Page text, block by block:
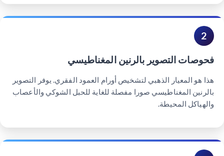
2
فحوصات التصوير بالرنين المغناطيسي
هذا هو المعيار الذهبي لتشخيص أورام العمود الفقري. يوفر التصوير
بالرنين المغناطيسي صورا مفصلة للغاية للحبل الشوكي والأعصاب
والهياكل المحيطة.